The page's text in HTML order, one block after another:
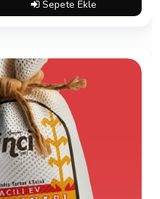
Sepete Ekle